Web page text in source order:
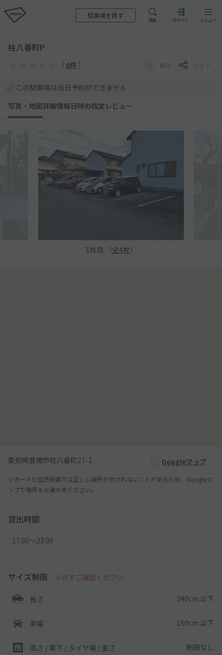
駐車場を貸す
検索 ログイン メニュー
柱八番町P
（ 0件 ） 保存 シェア
この駐車場は当日予約ができません
写真・地図詳細情報日時の指定 レビュー
1 枚目 （全4枚）
愛知県豊橋市柱八番町27-1 Googleマップ
※カーナビ住所検索では正しい場所が示されないことがあるため、Googleマ
ップで場所をお確かめください。
貸出時間
17:00〜23:00
サイズ制限 ※必ずご確認ください
長さ 340cm 以下
車幅 150cm 以下
高さ / 車下 / タイヤ幅 / 重さ 制限なし